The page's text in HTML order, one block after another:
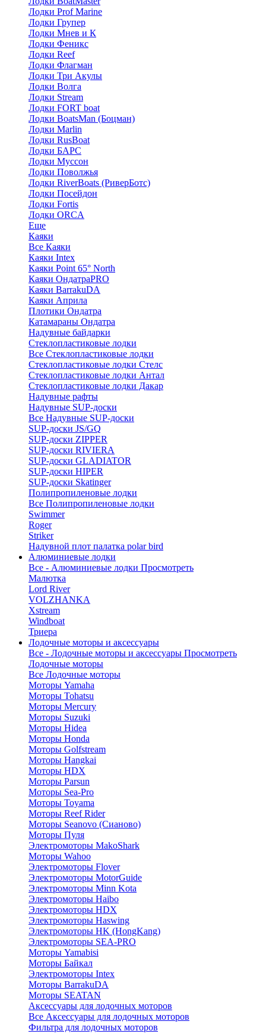
Лодки Prof Marine
Лодки Групер
Лодки Мнев и К
Лодки Феникс
Лодки Reef
Лодки Флагман
Лодки Три Акулы
Лодки Волга
Лодки Stream
Лодки FORT boat
Лодки BoatsMan (Боцман)
Лодки Marlin
Лодки RusBoat
Лодки БАРС
Лодки Муссон
Лодки Поволжья
Лодки RiverBoats (РиверБотс)
Лодки Посейдон
Лодки Fortis
Лодки ORCA
Еще
Каяки
Все Каяки
Каяки Intex
Каяки Point 65° North
Каяки ОндатраPRO
Каяки BarrakuDA
Каяки Априла
Плотики Ондатра
Катамараны Ондатра
Надувные байдарки
Стеклопластиковые лодки
Все Стеклопластиковые лодки
Стеклопластиковые лодки Стелс
Стеклопластиковые лодки Антал
Стеклопластиковые лодки Дакар
Надувные рафты
Надувные SUP-доски
Все Надувные SUP-доски
SUP-доски JS/GQ
SUP-доски ZIPPER
SUP-доски RIVIERA
SUP-доски GLADIATOR
SUP-доски HIPER
SUP-доски Skatinger
Полипропиленовые лодки
Все Полипропиленовые лодки
Swimmer
Roger
Striker
Надувной плот палатка polar bird
Алюминиевые лодки
Все - Алюминиевые лодки Просмотреть
Малютка
Lord River
VOLZHANKA
Xstream
Windboat
Триера
Лодочные моторы и аксессуары
Все - Лодочные моторы и аксессуары Просмотреть
Лодочные моторы
Все Лодочные моторы
Моторы Yamaha
Моторы Tohatsu
Моторы Mercury
Моторы Suzuki
Моторы Hidea
Моторы Honda
Моторы Golfstream
Моторы Hangkai
Моторы HDX
Моторы Parsun
Моторы Sea-Pro
Моторы Toyama
Моторы Reef Rider
Моторы Seanovo (Сианово)
Моторы Пуля
Электромоторы MakoShark
Моторы Wahoo
Электромоторы Flover
Электромоторы MotorGuide
Электромоторы Minn Kota
Электромоторы Haibo
Электромоторы HDX
Электромоторы Haswing
Электромоторы HK (HongKang)
Электромоторы SEA-PRO
Моторы Yamabisi
Моторы Байкал
Электромоторы Intex
Моторы BarrakuDA
Моторы SEATAN
Аксессуары для лодочных моторов
Все Аксессуары для лодочных моторов
Фильтра для лодочных моторов